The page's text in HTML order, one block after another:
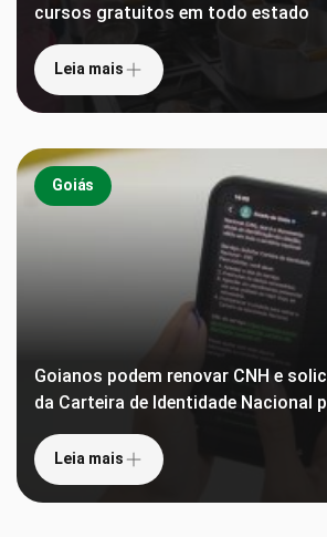
cursos gratuitos em todo estado
Leia mais
Goiás
Goianos podem renovar CNH e
da Carteira de Identidade Nacional
Leia mais
Teatros da Amazônia são
Unesco como Patrimônio Mundial